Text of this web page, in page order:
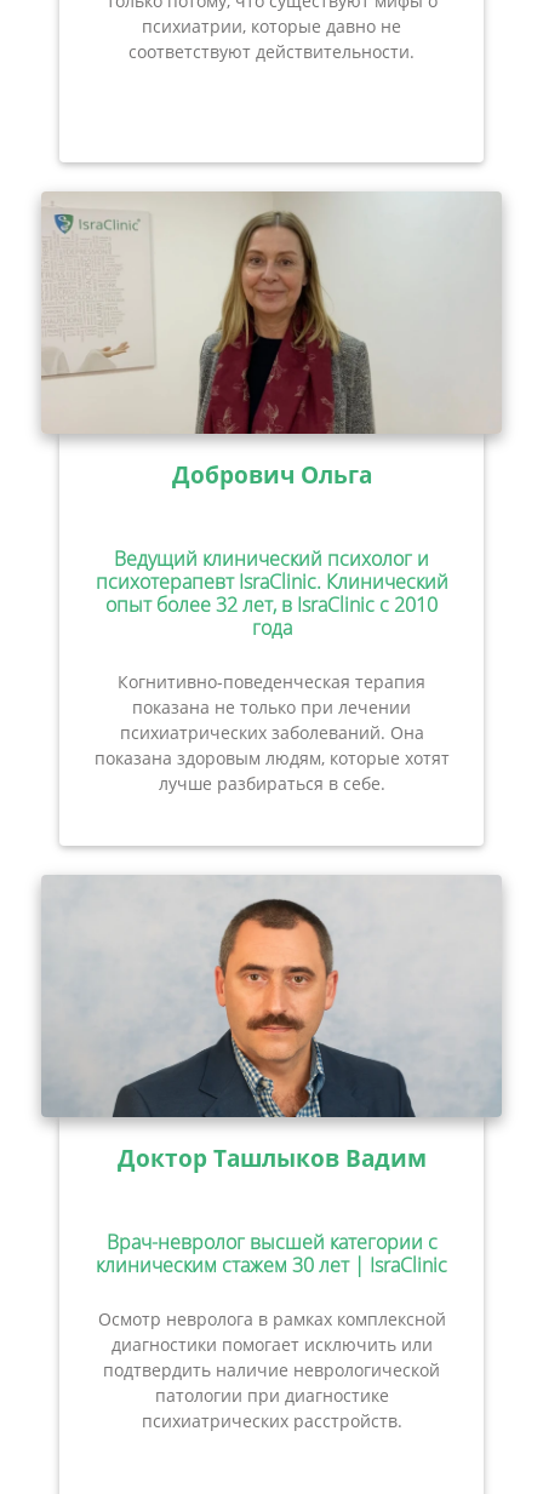
психиатрии, которые давно не
соответствуют действительности.
Добрович Ольга
Ведущий клинический психолог и
психотерапевт IsraClinic. Клинический
опыт более 32 лет, в IsraClinic с 2010
года
Когнитивно-поведенческая терапия
показана не только при лечении
психиатрических заболеваний. Она
показана здоровым людям, которые хотят
лучше разбираться в себе.
Доктор Ташлыков Вадим
Врач-невролог высшей категории с
клиническим стажем 30 лет | IsraClinic
Осмотр невролога в рамках комплексной
диагностики помогает исключить или
подтвердить наличие неврологической
патологии при диагностике
психиатрических расстройств.